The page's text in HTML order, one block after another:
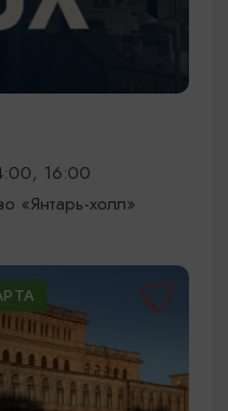
16:00
«Янтарь-холл»